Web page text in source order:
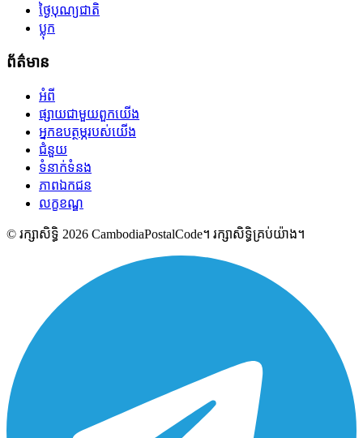
ថ្ងៃបុណ្យជាតិ
ប្លុក
ព័ត៌មាន
អំពី
ផ្សាយជាមួយពួកយើង
អ្នកឧបត្ថម្ភរបស់យើង
ជំនួយ
ទំនាក់ទំនង
ភាពឯកជន
លក្ខខណ្ឌ
© រក្សាសិទ្ធិ 2026 CambodiaPostalCode។ រក្សាសិទ្ធិគ្រប់យ៉ាង។